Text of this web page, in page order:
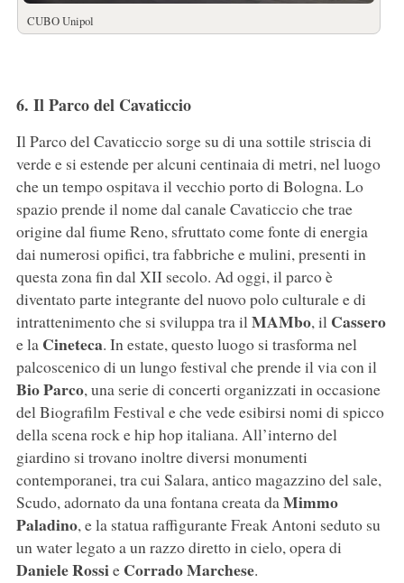
CUBO Unipol
6. Il Parco del Cavaticcio
Il Parco del Cavaticcio sorge su di una sottile striscia di
verde e si estende per alcuni centinaia di metri, nel luogo
che un tempo ospitava il vecchio porto di Bologna. Lo
spazio prende il nome dal canale Cavaticcio che trae
origine dal fiume Reno, sfruttato come fonte di energia
dai numerosi opifici, tra fabbriche e mulini, presenti in
questa zona fin dal XII secolo. Ad oggi, il parco è
diventato parte integrante del nuovo polo culturale e di
intrattenimento che si sviluppa tra ilMAMbo, il Cassero
e la Cineteca. In estate, questo luogo si trasforma nel
palcoscenico di un lungo festival che prende il via con il
BioParco, una serie di concerti organizzati in occasione
del Biografilm Festival e che vede esibirsi nomi di spicco
della scena rock e hip hop italiana. All’interno del
giardino si trovano inoltre diversi monumenti
contemporanei, tra cui Salara, antico magazzino del sale,
Scudo, adornato da una fontana creata daMimmo
Paladino, e la statua raffigurante Freak Antoni seduto su
un water legato a un razzo diretto in cielo, opera di
DanieleRossie CorradoMarchese.